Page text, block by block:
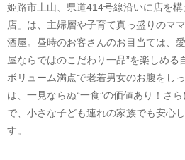
姫路市土山、県道414号線沿いに店を
店」は、主婦層や子育て真っ盛りのマ
酒屋。昼時のお客さんのお目当ては、
屋ならではのこだわり一品”を楽しめる
ボリューム満点で老若男女のお腹をし
は、一見ならぬ“一食”の価値あり！さ
で、小さな子ども連れの家族でも安心
す。